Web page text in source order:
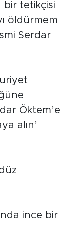
bir tetikçisi
öldürmem
Serdar
Öktem’e
alın’
ince bir